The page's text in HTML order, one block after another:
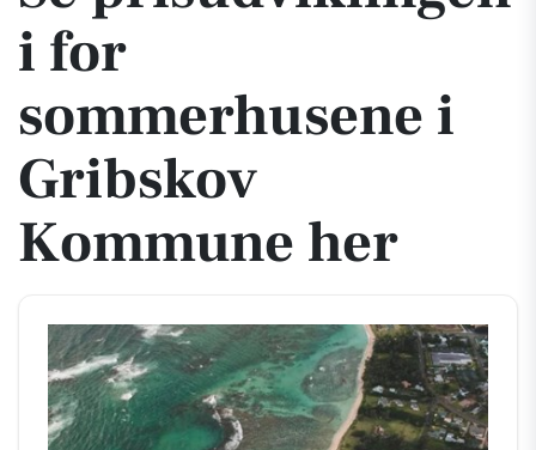
i for
sommerhusene i
Gribskov
Kommune her